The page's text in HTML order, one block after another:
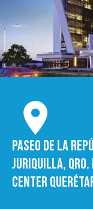
Paseo de la
Juriquilla, Qro.
Center